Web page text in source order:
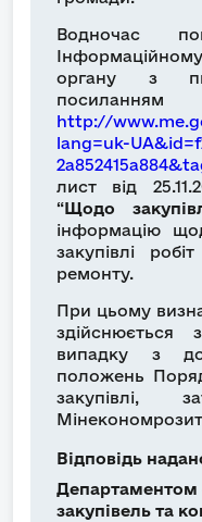
Водночас
органу з
посиланням
http://
lang=uk-
лист від
“Щодо
інформацію
закупівлі
ремонту.
При цьому
випадку з
положень
закупівлі,
Відповідь
Департаментом
закупівель та